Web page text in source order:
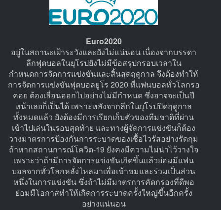
Euro2020
อยู่ในสถานะเฝ้าระวังและยังไม่แน่นอน เนื่องจากบรรดา
ลีกฟุตบอลในยุโรปยังไม่มีข้อสรุปกรอบเวลาใน
กำหนดการจัดการแข่งขันและสิ้นสุดฤดูกาล จึงต้องทำให้
การจัดการแข่งขันฟุตบอลยูโร 2020 ที่แฟนบอลทั่วโลกรอ
คอย ต้องเลื่อนออกไปอย่างไม่มีกำหนด ซึ่งอาจจะเป็นปี
หน้าเลยก็เป็นได้ เพราะหลังจากลีกในยุโรปปิดฤดูกาล
ทั้งหมดแล้ว ยังต้องมีการเรียกเก็บตัวของทีมชาติที่ผ่าน
เข้าไปเล่นในรอบสุดท้าย และทางผู้จัดการแข่งขันก็ต้อง
วางมาตรการป้องกันการระบาดของเชื้อไวรัสอย่างรัดกุม
ถ้าหากสถานการณ์โควิด-19 ยังคงมีความไม่น่าไว้วางใจ
เพราะว่าถ้ามีการจัดการแข่งขันเกิดขึ้นแล้วย่อมมีแฟน
บอลจากทั่วโลกหลั่งไหลมาเพื่อเข้าชมและร่วมเป็นส่วน
หนึ่งในการแข่งขัน ซึ่งถ้าไม่มีมาตรการคัดกรองที่ดีพอ
ย่อมมีโอกาสทำให้เกิดการระบาดครั้งใหญ่ขึ้นอีกครั้ง
อย่างแน่นอน